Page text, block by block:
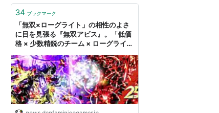
34 ブックマーク
「無双×ローグライト」の相性のよさ
に目を見張る『無双アビス』。「低価
格 × 少数精鋭のチーム × ローグライ
開発期間で誕生。なぜこの企画が大手
メーカーで通ったのか、作った人に聞
いてきた